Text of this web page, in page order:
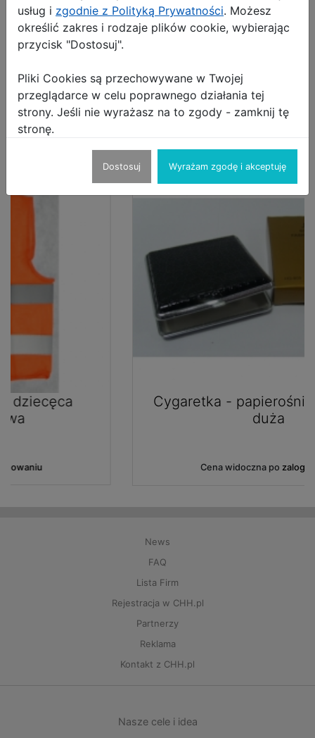
!
Opis Produktu
Piłka plażowa ok. 20cm miks kolorów
Pakowanie:
- 10szt mix folia
Cygaretka - papierośnica ala skóra
zalogowaniu
News
FAQ
Lista Firm
Rejestracja w CHH.pl
Partnerzy
Reklama
Kontakt z CHH.pl
Nasze cele i idea
usług i zgodnie z Polityką Prywatności. Możesz
określić zakres i rodzaje plików cookie, wybierając
przycisk "Dostosuj".
Pliki Cookies są przechowywane w Twojej
przeglądarce w celu poprawnego działania tej
strony. Jeśli nie wyrażasz na to zgody - zamknij tę
stronę.
Dostosuj Wyrażam zgodę i akceptuję